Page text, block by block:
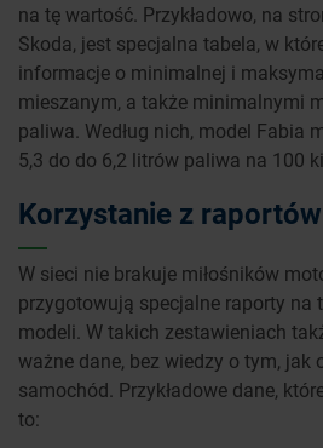
na tę wartość. Przykładowo, na
Skoda, jest specjalna tabela, w
informacje o minimalnej i
mieszanym, a także minimalnymi
paliwa. Według nich, model Fabia
5,3 do do 6,2 litrów paliwa na 100
Korzystanie z
W sieci nie brakuje miłośników
przygotowują specjalne raporty na
modeli. W takich zestawieniach
ważne dane, bez wiedzy o tym, jak
samochód. Przykładowe dane,
to: